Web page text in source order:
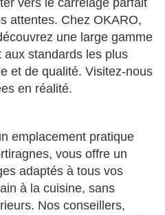
vers le carrelage parfait
attentes. Chez OKARO,
une large gamme
standards les plus
et de qualité. Visitez-nous
en réalité.
emplacement pratique
vous offre un
adaptés à tous vos
à la cuisine, sans
Nos conseillers,